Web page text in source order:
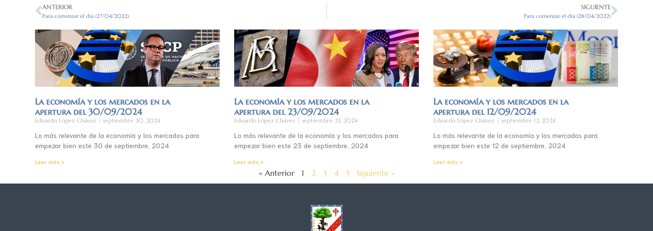
ANTERIOR
Para comenzar el día (27/04/2022)
SIGUIENTE
Para comenzar el día (28/04/2022)
La economía y los mercados en la
apertura del 30/09/2024
Eduardo López Chávez septiembre 30, 2024
Lo más relevante de la economía y los mercados para
empezar bien este 30 de septiembre, 2024
Leer más »
La economía y los mercados en la
apertura del 23/09/2024
Eduardo López Chávez septiembre 23, 2024
Lo más relevante de la economía y los mercados para
empezar bien este 23 de septiembre, 2024
Leer más »
La economía y los mercados en la
apertura del 12/09/2024
Eduardo López Chávez septiembre 12, 2024
Lo más relevante de la economía y los mercados para
empezar bien este 12 de septiembre, 2024
Leer más »
« Anterior 1 2 3 4 5 Siguiente »